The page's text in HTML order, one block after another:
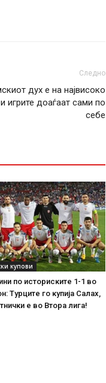
Следно
дух е на највисоко
игрите доаѓаат сами по
себе
купови
по историските 1-1 во
Турците го купија Салах,
е во Втора лига!